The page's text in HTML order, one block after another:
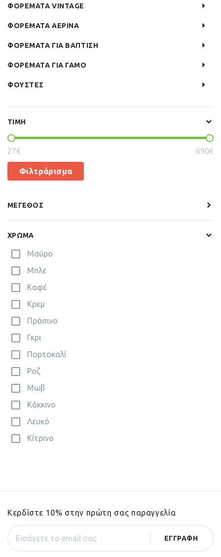
ΦΟΡΕΜΑΤΑ VINTAGE
ΦΟΡΕΜΑΤΑ ΑΕΡΙΝΑ
ΦΟΡΕΜΑΤΑ ΓΙΑ ΒΑΠΤΙΣΗ
ΦΟΡΕΜΑΤΑ ΓΙΑ ΓΑΜΟ
ΦΟΥΣΤΕΣ
ΤΙΜΗ
Φιλτράρισμα
27€ 690€
ΜΕΓΕΘΟΣ
ΧΡΩΜΑ
Μαύρο
Μπλε
Καφέ
Κρεμ
Πράσινο
Γκρι
Πορτοκαλί
Ροζ
Μωβ
Κόκκινο
Λευκό
Κίτρινο
Κερδίστε 10% στην πρώτη σας παραγγελία